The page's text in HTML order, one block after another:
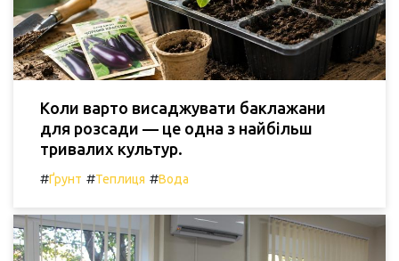
Коли варто висаджувати баклажани
для розсади — це одна з найбільш
тривалих культур.
#Ґрунт #Теплиця #Вода